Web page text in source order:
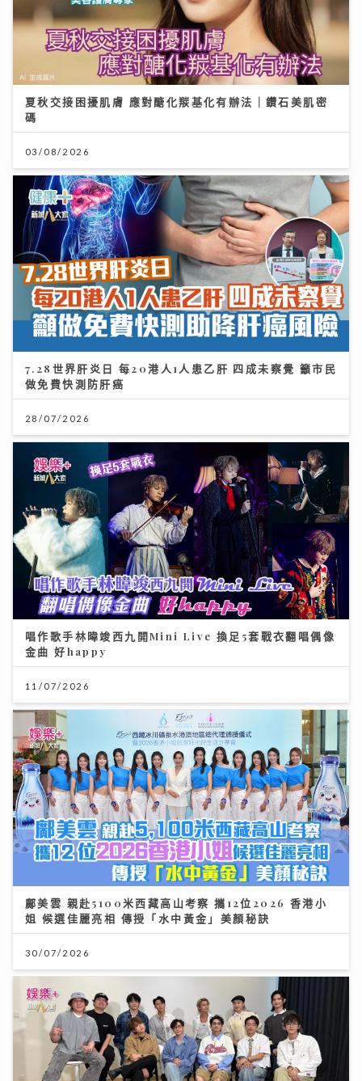
夏秋交接困擾肌膚 應對醣化羰基化有辦法｜鑽石美肌密
碼
03/08/2026
7.28世界肝炎日 每20港人1人患乙肝 四成未察覺 籲市民
做免費快測防肝癌
28/07/2026
唱作歌手林暐竣西九開Mini Live 換足5套戰衣翻唱偶像
金曲 好happy
11/07/2026
鄺美雲 親赴5100米西藏高山考察 攜12位2026 香港小
姐 候選佳麗亮相 傳授「水中黃金」美顏秘訣
30/07/2026